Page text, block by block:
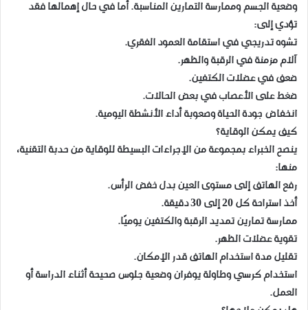
وضعية الجسم وممارسة التمارين المناسبة. أما في حال إهمالها فقد
تؤدي إلى:
تشوه تدريجي في استقامة العمود الفقري.
آلام مزمنة في الرقبة والظهر.
ضعف في عضلات الكتفين.
ضغط على الأعصاب في بعض الحالات.
انخفاض جودة الحياة وصعوبة أداء الأنشطة اليومية.
كيف يمكن الوقاية؟
ينصح الخبراء بمجموعة من الإجراءات البسيطة للوقاية من حدبة التقنية،
منها:
رفع الهاتف إلى مستوى العين بدل خفض الرأس.
أخذ استراحة كل 20 إلى 30 دقيقة.
ممارسة تمارين تمديد الرقبة والكتفين يوميًا.
تقوية عضلات الظهر.
تقليل مدة استخدام الهاتف قدر الإمكان.
استخدام كرسي وطاولة يوفران وضعية جلوس صحيحة أثناء الدراسة أو
العمل.